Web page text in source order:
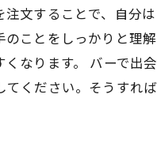
文することで、自分
ことをしっかりと理
なります。 バーで
ください。そうすれ